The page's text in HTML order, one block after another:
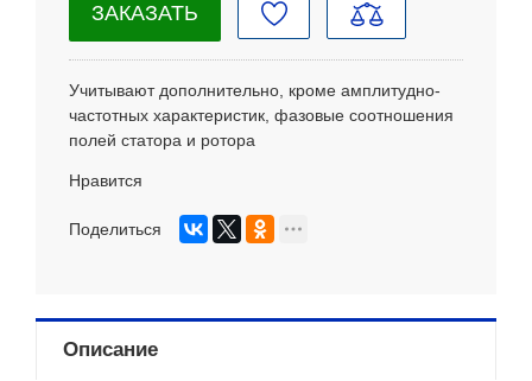
ЗАКАЗАТЬ
Учитывают дополнительно, кроме амплитудно-
частотных характеристик, фазовые соотношения
полей статора и ротора
Нравится
Поделиться
Описание